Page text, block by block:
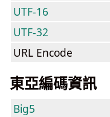
UTF-16
UTF-32
URL Encode
東亞編碼資訊
Big5